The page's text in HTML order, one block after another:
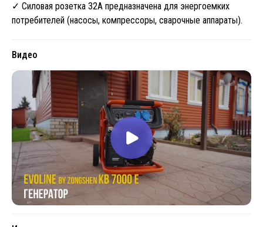
✓ Силовая розетка 32А предназначена для энергоемких
потребителей (насосы, компрессоры, сварочные аппараты).
Видео